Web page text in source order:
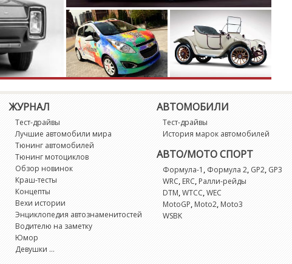
ЖУРНАЛ
Тест-драйвы
Лучшие автомобили мира
Тюнинг автомобилей
Тюнинг мотоциклов
Обзор новинок
Краш-тесты
Концепты
Вехи истории
Энциклопедия автознаменитостей
Водителю на заметку
Юмор
Девушки ...
АВТОМОБИЛИ
Тест-драйвы
История марок автомобилей
АВТО/МОТО СПОРТ
Формула-1 , Формула 2, GP2, GP3
WRC,ERC,Ралли-рейды
DTM,WTCC,WEC
MotoGP,Moto2,Moto3
WSBK